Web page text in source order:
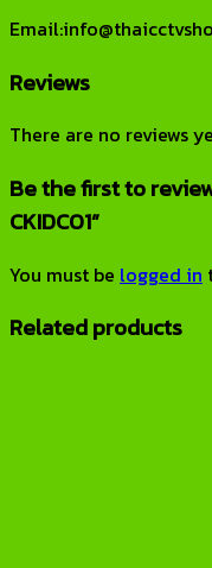
Reviews
There are no reviews
Be the first to
CKIDC01”
You must be logged in
Related products